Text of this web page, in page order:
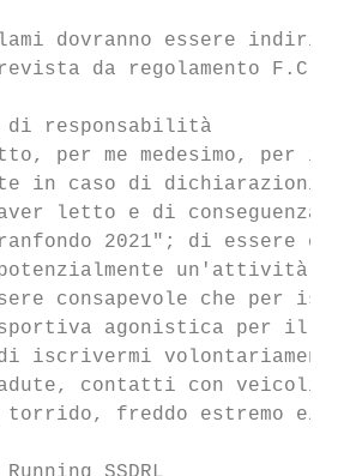
dovranno essere
da regolamento F.C.I.
di responsabilità
per me medesimo, per i
in caso di
letto e di conseguenza
Granfondo 2021"; di
un'attività a
consapevole che per
agonistica per il
iscrivermi
contatti con veicoli,
torrido, freddo estremo e/